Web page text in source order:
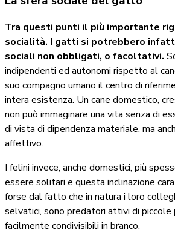
Tra questi punti il più importante
socialità. I gatti si potrebbero
sociali non obbligati, o facoltativi.
indipendenti ed autonomi rispetto al
suo compagno umano il centro di
intera esistenza. Un cane domestico,
non può immaginare una vita senza di
di vista di dipendenza materiale, ma
affettivo.
I felini invece, anche domestici, più
essere solitari e questa inclinazione
forse dal fatto che in natura i loro
selvatici, sono predatori attivi di piccole
facilmente condivisibili in branco.